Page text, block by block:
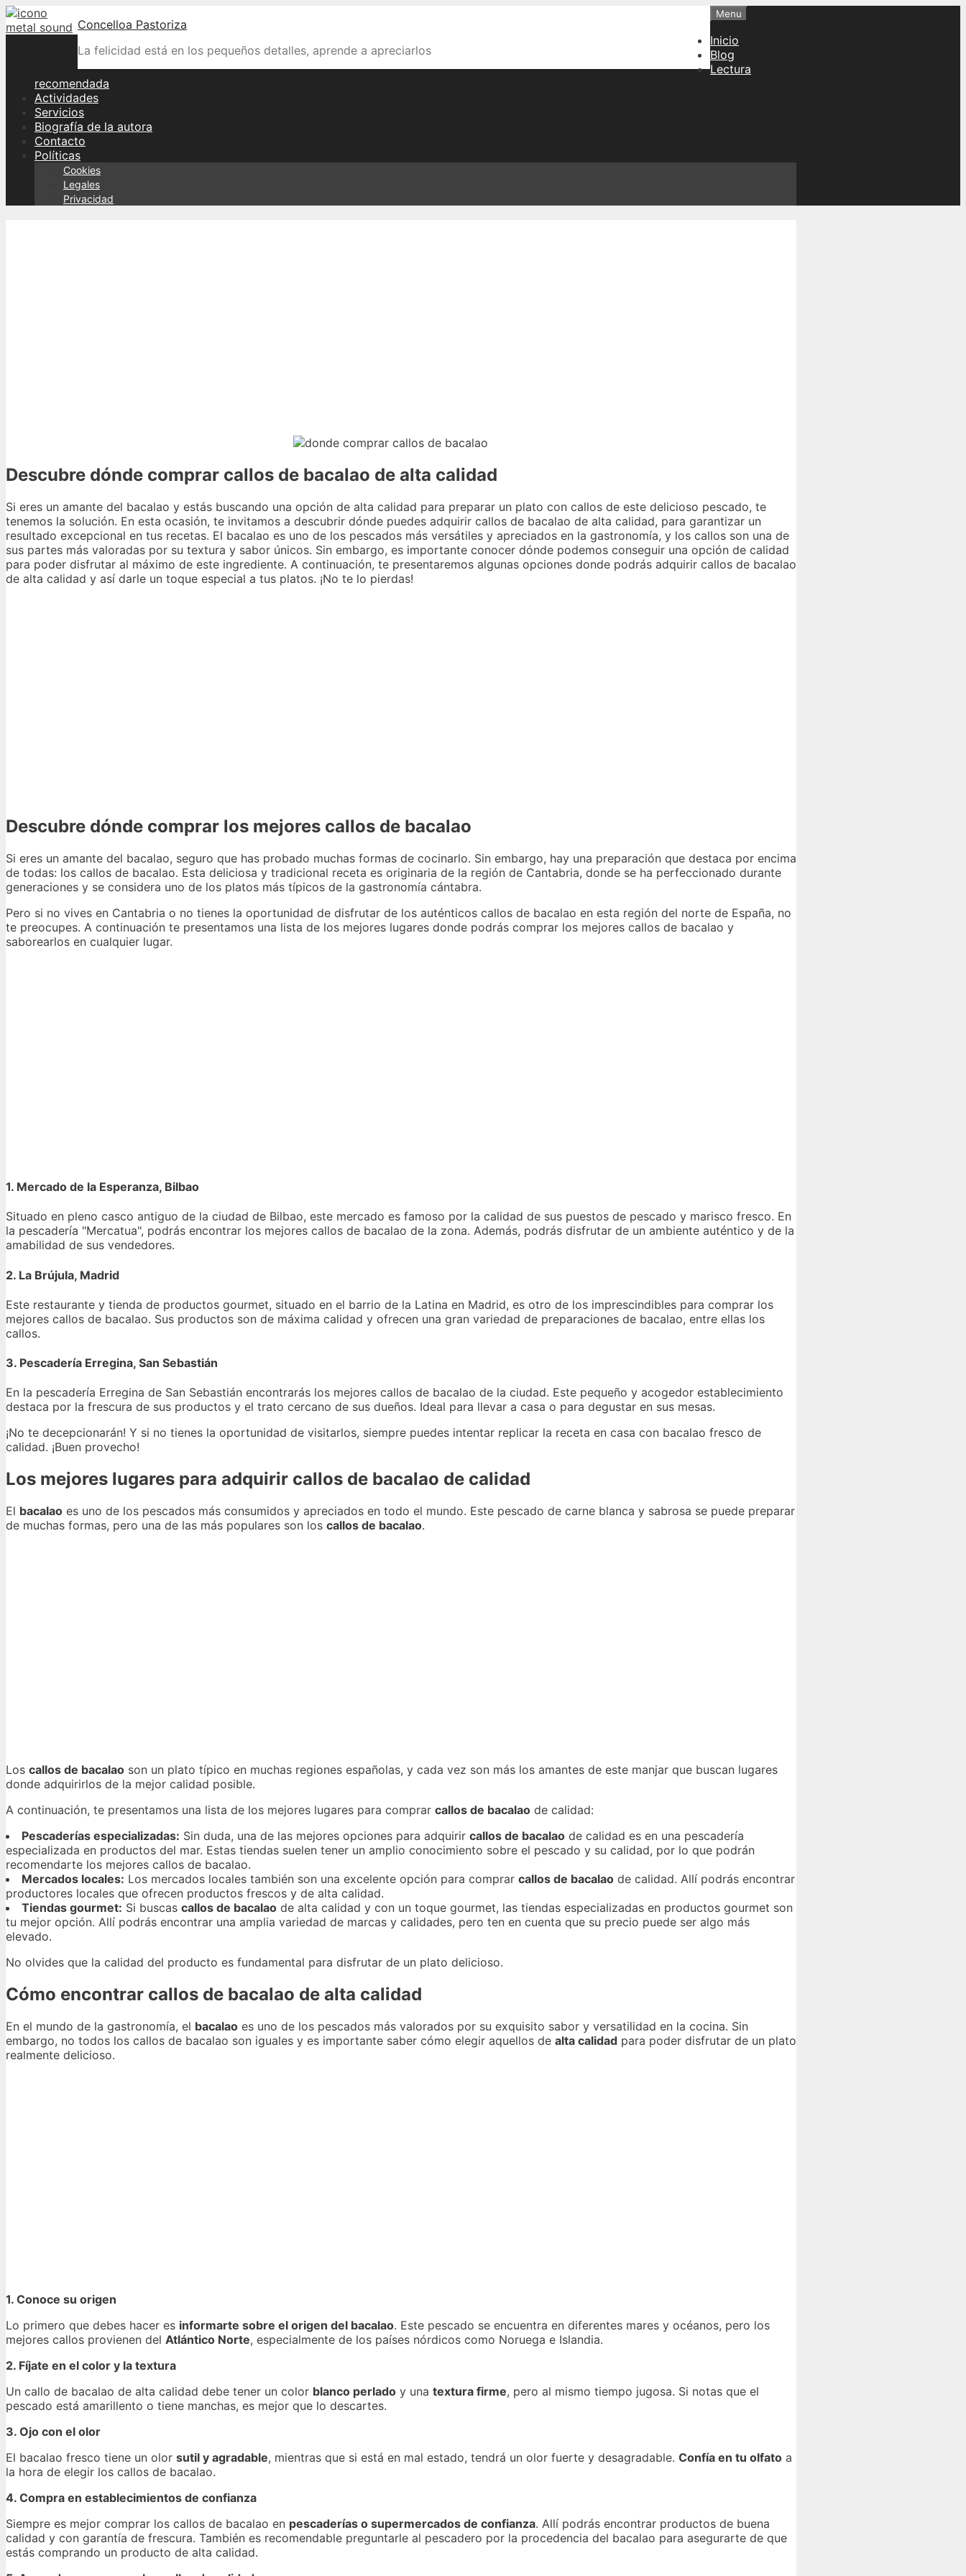
Skip
to
Concelloa Pastoriza
La felicidad está en los pequeños detalles, aprende a apreciarlos
Menu
Inicio
Blog
Lectura
recomendada
Actividades
Servicios
Biografía de la autora
Contacto
Políticas
Cookies
Legales
Privacidad
Descubre dónde comprar callos de bacalao de alta calidad
Si eres un amante del bacalao y estás buscando una opción de alta calidad para preparar un plato con callos de este delicioso pescado, te
tenemos la solución. En esta ocasión, te invitamos a descubrir dónde puedes adquirir callos de bacalao de alta calidad, para garantizar un
resultado excepcional en tus recetas. El bacalao es uno de los pescados más versátiles y apreciados en la gastronomía, y los callos son una de
sus partes más valoradas por su textura y sabor únicos. Sin embargo, es importante conocer dónde podemos conseguir una opción de calidad
para poder disfrutar al máximo de este ingrediente. A continuación, te presentaremos algunas opciones donde podrás adquirir callos de bacalao
de alta calidad y así darle un toque especial a tus platos. ¡No te lo pierdas!
Descubre dónde comprar los mejores callos de bacalao
Si eres un amante del bacalao, seguro que has probado muchas formas de cocinarlo. Sin embargo, hay una preparación que destaca por encima
de todas: los callos de bacalao. Esta deliciosa y tradicional receta es originaria de la región de Cantabria, donde se ha perfeccionado durante
generaciones y se considera uno de los platos más típicos de la gastronomía cántabra.
Pero si no vives en Cantabria o no tienes la oportunidad de disfrutar de los auténticos callos de bacalao en esta región del norte de España, no
te preocupes. A continuación te presentamos una lista de los mejores lugares donde podrás comprar los mejores callos de bacalao y
saborearlos en cualquier lugar.
1. Mercado de la Esperanza, Bilbao
Situado en pleno casco antiguo de la ciudad de Bilbao, este mercado es famoso por la calidad de sus puestos de pescado y marisco fresco. En
la pescadería "Mercatua", podrás encontrar los mejores callos de bacalao de la zona. Además, podrás disfrutar de un ambiente auténtico y de la
amabilidad de sus vendedores.
2. La Brújula, Madrid
Este restaurante y tienda de productos gourmet, situado en el barrio de la Latina en Madrid, es otro de los imprescindibles para comprar los
mejores callos de bacalao. Sus productos son de máxima calidad y ofrecen una gran variedad de preparaciones de bacalao, entre ellas los
callos.
3. Pescadería Erregina, San Sebastián
En la pescadería Erregina de San Sebastián encontrarás los mejores callos de bacalao de la ciudad. Este pequeño y acogedor establecimiento
destaca por la frescura de sus productos y el trato cercano de sus dueños. Ideal para llevar a casa o para degustar en sus mesas.
¡No te decepcionarán! Y si no tienes la oportunidad de visitarlos, siempre puedes intentar replicar la receta en casa con bacalao fresco de
calidad. ¡Buen provecho!
Los mejores lugares para adquirir callos de bacalao de calidad
El bacalao es uno de los pescados más consumidos y apreciados en todo el mundo. Este pescado de carne blanca y sabrosa se puede preparar
de muchas formas, pero una de las más populares son los callos de bacalao.
Los callos de bacalao son un plato típico en muchas regiones españolas, y cada vez son más los amantes de este manjar que buscan lugares
donde adquirirlos de la mejor calidad posible.
A continuación, te presentamos una lista de los mejores lugares para comprar callos de bacalao de calidad:
Pescaderías especializadas: Sin duda, una de las mejores opciones para adquirir callos de bacalao de calidad es en una pescadería
especializada en productos del mar. Estas tiendas suelen tener un amplio conocimiento sobre el pescado y su calidad, por lo que podrán
recomendarte los mejores callos de bacalao.
Mercados locales: Los mercados locales también son una excelente opción para comprar callos de bacalao de calidad. Allí podrás encontrar
productores locales que ofrecen productos frescos y de alta calidad.
Tiendas gourmet: Si buscas callos de bacalao de alta calidad y con un toque gourmet, las tiendas especializadas en productos gourmet son
tu mejor opción. Allí podrás encontrar una amplia variedad de marcas y calidades, pero ten en cuenta que su precio puede ser algo más
elevado.
No olvides que la calidad del producto es fundamental para disfrutar de un plato delicioso.
Cómo encontrar callos de bacalao de alta calidad
En el mundo de la gastronomía, el bacalao es uno de los pescados más valorados por su exquisito sabor y versatilidad en la cocina. Sin
embargo, no todos los callos de bacalao son iguales y es importante saber cómo elegir aquellos de alta calidad para poder disfrutar de un plato
realmente delicioso.
1. Conoce su origen
Lo primero que debes hacer es informarte sobre el origen del bacalao. Este pescado se encuentra en diferentes mares y océanos, pero los
mejores callos provienen del Atlántico Norte, especialmente de los países nórdicos como Noruega e Islandia.
2. Fíjate en el color y la textura
Un callo de bacalao de alta calidad debe tener un color blanco perlado y una textura firme, pero al mismo tiempo jugosa. Si notas que el
pescado está amarillento o tiene manchas, es mejor que lo descartes.
3. Ojo con el olor
El bacalao fresco tiene un olor sutil y agradable, mientras que si está en mal estado, tendrá un olor fuerte y desagradable. Confía en tu olfato a
la hora de elegir los callos de bacalao.
4. Compra en establecimientos de confianza
Siempre es mejor comprar los callos de bacalao en pescaderías o supermercados de confianza. Allí podrás encontrar productos de buena
calidad y con garantía de frescura. También es recomendable preguntarle al pescadero por la procedencia del bacalao para asegurarte de que
estás comprando un producto de alta calidad.